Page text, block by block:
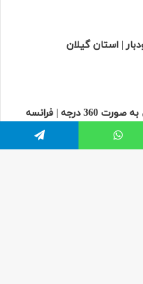
| استان گیلان
درجه | فرانسه
تلگرام